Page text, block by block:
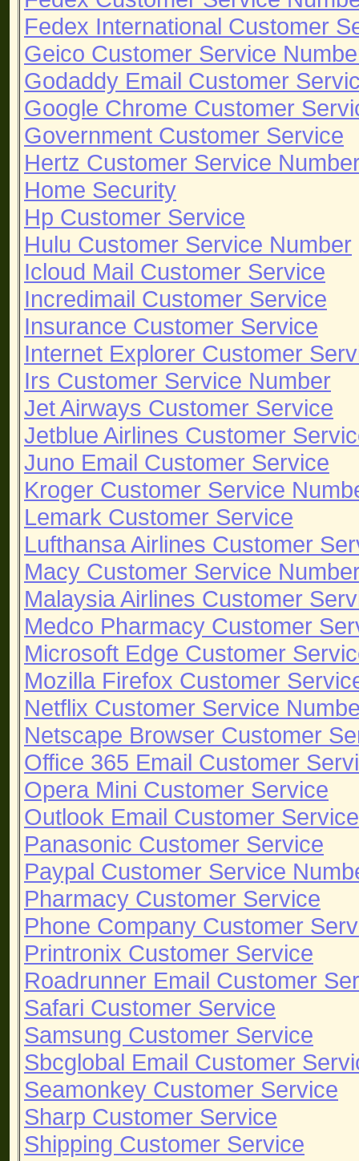
Fedex International Customer
Geico Customer Service
Godaddy Email Customer
Google Chrome Customer
Government Customer Service
Hertz Customer Service
Home Security
Hp Customer Service
Hulu Customer Service Number
Icloud Mail Customer Service
Incredimail Customer Service
Insurance Customer Service
Internet Explorer Customer
Irs Customer Service Number
Jet Airways Customer Service
Jetblue Airlines Customer
Juno Email Customer Service
Kroger Customer Service
Lemark Customer Service
Lufthansa Airlines Customer
Macy Customer Service
Malaysia Airlines Customer
Medco Pharmacy Customer
Microsoft Edge Customer
Mozilla Firefox Customer
Netflix Customer Service
Netscape Browser Customer
Office 365 Email Customer
Opera Mini Customer Service
Outlook Email Customer Service
Panasonic Customer Service
Paypal Customer Service
Pharmacy Customer Service
Phone Company Customer
Printronix Customer Service
Roadrunner Email Customer
Safari Customer Service
Samsung Customer Service
Sbcglobal Email Customer
Seamonkey Customer Service
Sharp Customer Service
Shipping Customer Service